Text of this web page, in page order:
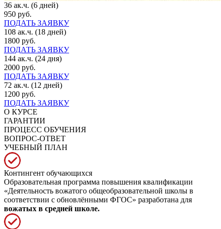
36 ак.ч. (6 дней)
950 руб.
ПОДАТЬ ЗАЯВКУ
108 ак.ч. (18 дней)
1800 руб.
ПОДАТЬ ЗАЯВКУ
144 ак.ч. (24 дня)
2000 руб.
ПОДАТЬ ЗАЯВКУ
72 ак.ч. (12 дней)
1200 руб.
ПОДАТЬ ЗАЯВКУ
О КУРСЕ
ГАРАНТИИ
ПРОЦЕСС ОБУЧЕНИЯ
ВОПРОС-ОТВЕТ
УЧЕБНЫЙ ПЛАН
Контингент обучающихся
Образовательная программа повышения квалификации
«Деятельность вожатого общеобразовательной школы в
соответствии с обновлёнными ФГОС» разработана для
вожатых в средней школе.